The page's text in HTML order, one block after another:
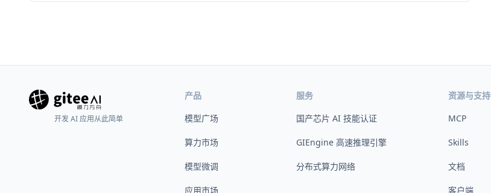
开发 AI 应用从此简单
产品
模型广场
算力市场
模型微调
应用市场
服务
国产芯片 AI 技能认证
GIEngine 高速推理引擎
分布式算力网络
资源与支持
MCP
Skills
文档
客户端